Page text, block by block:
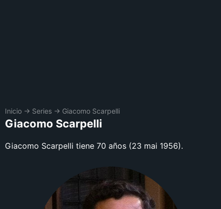
Inicio → Series → Giacomo Scarpelli
Giacomo Scarpelli
Giacomo Scarpelli tiene 70 años (23 mai 1956).